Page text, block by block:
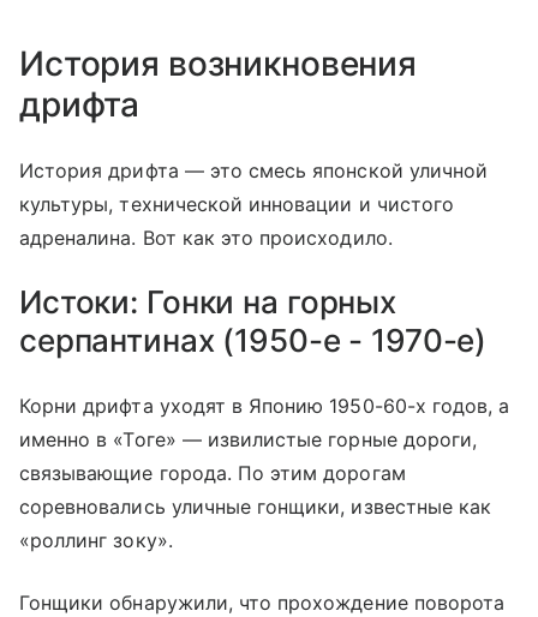
История возникновения
дрифта
История дрифта — это смесь японской уличной
культуры, технической инновации и чистого
адреналина. Вот как это происходило.
Истоки: Гонки на горных
серпантинах (1950-е - 1970-е)
Корни дрифта уходят в Японию 1950-60-х годов, а
именно в «Тоге» — извилистые горные дороги,
связывающие города. По этим дорогам
соревновались уличные гонщики, известные как
«роллинг зоку».
Гонщики обнаружили, что прохождение поворота